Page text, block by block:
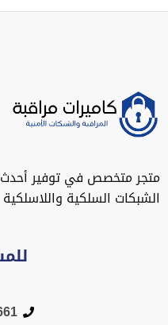
متجر متخصص في توفير أحدث
الشبكات السلكية واللاسلكية